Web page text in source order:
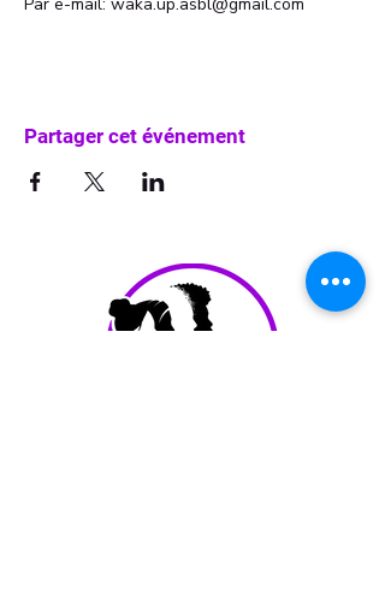
Partager cet événement